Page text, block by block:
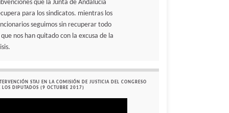
que la Junta de Andalucía
para los sindicatos. mientras los
seguimos sin recuperar todo
que nos han quitado con la excusa de la
STAJ EN LA COMISIÓN DE JUSTICIA DEL CONGRESO
LOS DIPUTADOS (9 OCTUBRE 2017)